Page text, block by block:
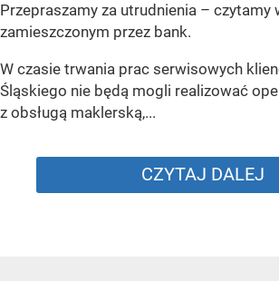
Przepraszamy za utrudnienia – czytamy
zamieszczonym przez bank.
W czasie trwania prac serwisowych
Śląskiego nie będą mogli realizować
z obsługą maklerską,...
CZYTAJ DALEJ